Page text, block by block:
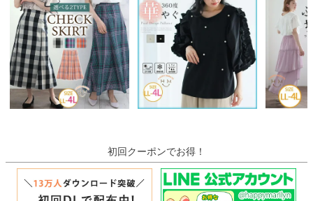
初回クーポンでお得！